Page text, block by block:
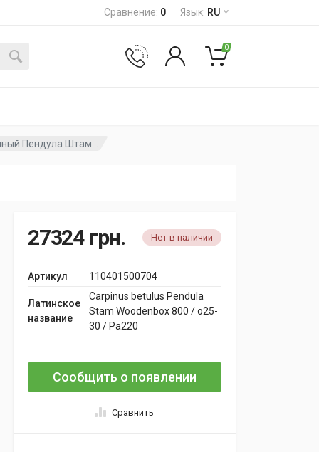
Сравнение: 0 Язык: RU
0
Пендула Штам...
27324 грн. Нет в наличии
Артикул 110401500704
Латинское
название
Carpinus betulus Pendula
Stam Woodenbox 800 / o25-
30 / Pa220
Сообщить о появлении
Сравнить